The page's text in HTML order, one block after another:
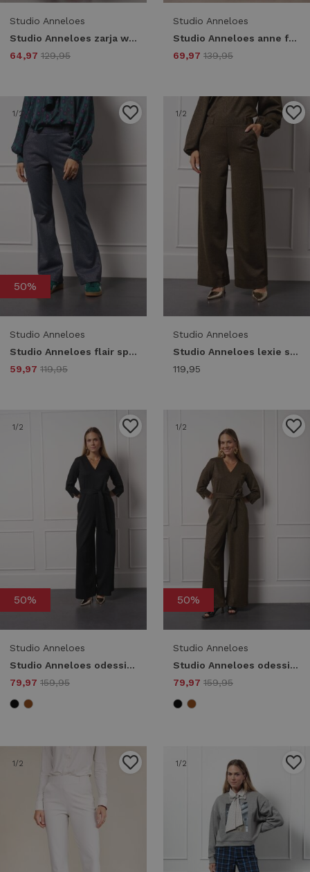
Studio Anneloes
Studio Anneloes zarja waffle trousers 13376 Broek 3800 blackberry
64,97 129,95
Studio Anneloes
Studio Anneloes anne faux leather trousers 13363 Broek 3800 blackberry
69,97 139,95
1/2
50%
Studio Anneloes
Studio Anneloes flair sparkle trousers 13329 Flared 6901 dark blue/silver
59,97 119,95
1/2
Studio Anneloes
Studio Anneloes lexie sparkle trousers 13325 Broek 0002 gold
119,95
1/2
50%
Studio Anneloes
Studio Anneloes odessi sparkle jumpsuit 13330 Jumpsuit 9000 black
79,97 159,95
1/2
50%
Studio Anneloes
Studio Anneloes odessi sparkle jumpsuit 13330 Jumpsuit 0002 gold
79,97 159,95
1/2 1/2